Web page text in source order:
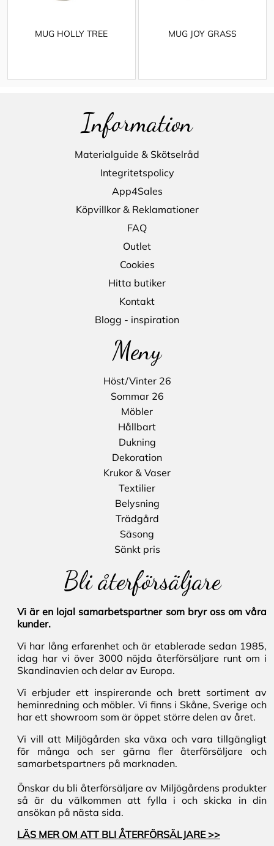
MUG HOLLY TREE MUG JOY GRASS
Information
Materialguide & Skötselråd
Integritetspolicy
App4Sales
Köpvillkor & Reklamationer
FAQ
Outlet
Cookies
Hitta butiker
Kontakt
Blogg - inspiration
Meny
Höst/Vinter 26
Sommar 26
Möbler
Hållbart
Dukning
Dekoration
Krukor & Vaser
Textilier
Belysning
Trädgård
Säsong
Sänkt pris
Bli återförsäljare
Vi är en lojal samarbetspartner som bryr oss om våra
kunder.
Vi har lång erfarenhet och är etablerade sedan 1985,
idag har vi över 3000 nöjda återförsäljare runt om i
Skandinavien och delar av Europa.
Vi erbjuder ett inspirerande och brett sortiment av
heminredning och möbler. Vi finns i Skåne, Sverige och
har ett showroom som är öppet större delen av året.
Vi vill att Miljögården ska växa och vara tillgängligt
för många och ser gärna fler återförsäljare och
samarbetspartners på marknaden.
Önskar du bli återförsäljare av Miljögårdens produkter
så är du välkommen att fylla i och skicka in din
ansökan på nästa sida.
LÄS MER OM ATT BLI ÅTERFÖRSÄLJARE >>